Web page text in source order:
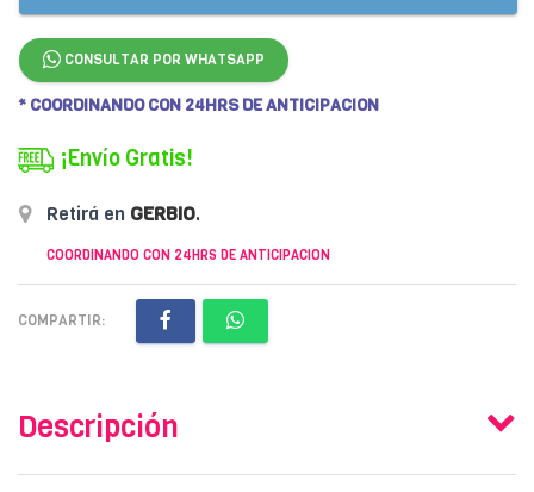
CONSULTAR POR WHATSAPP
* COORDINANDO CON 24HRS DE ANTICIPACION
¡Envío Gratis!
Retirá en GERBIO.
COORDINANDO CON 24HRS DE ANTICIPACION
COMPARTIR:
Descripción